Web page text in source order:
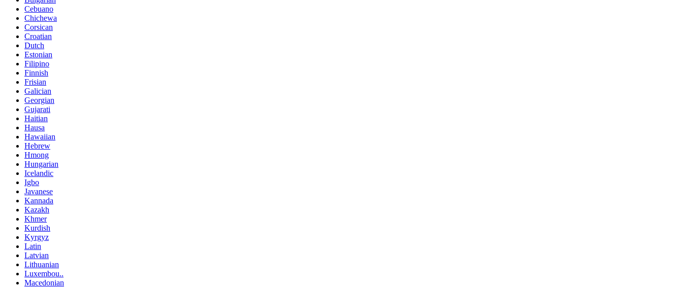
Cebuano
Chichewa
Corsican
Croatian
Dutch
Estonian
Filipino
Finnish
Frisian
Galician
Georgian
Gujarati
Haitian
Hausa
Hawaiian
Hebrew
Hmong
Hungarian
Icelandic
Igbo
Javanese
Kannada
Kazakh
Khmer
Kurdish
Kyrgyz
Latin
Latvian
Lithuanian
Luxembou..
Macedonian